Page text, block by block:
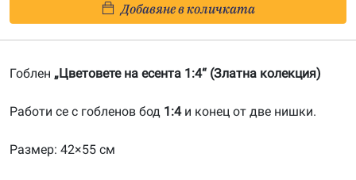
на
есента
20161107
Добавяне в количката
Гоблен „Цветовете на есента 1:4“ (Златна колекция)
Работи се с гобленов бод 1:4и конец от две нишки.
Размер: 42×55 см